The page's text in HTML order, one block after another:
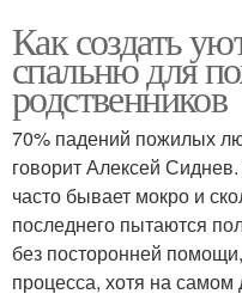
Как создать
спальню для
родственников
70% падений пожилых
говорит Алексей
часто бывает мокро и
последнего пытаются
без посторонней
процесса, хотя на